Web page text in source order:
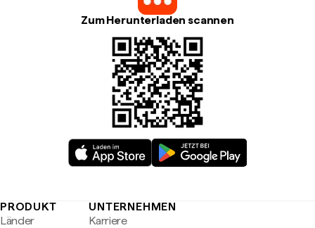
Zum Herunterladen scannen
PRODUKT
Länder
UNTERNEHMEN
Karriere